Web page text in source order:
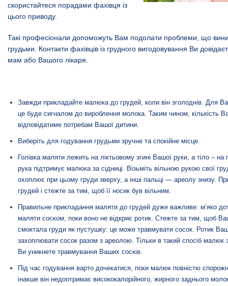
скористайтеся порадами фахівця із
цього приводу.
Такі професіонали допоможуть Вам подолати проблеми, що
грудьми. Контакти фахівців із грудного вигодовування Ви
мам або Вашого лікаря.
Завжди прикладайте малюка до грудей, коли він зголоднів. Для
це буде сигналом до вироблення молока. Таким чином, кількість
відповідатиме потребам Вашої дитини.
Виберіть для годування грудьми зручне та спокійне місце.
Голівка маляти лежить на ліктьовому згині Вашої руки, а тіло – на
рука підтримує малюка за сідниці. Візьміть вільною рукою свої
охоплює при цьому груди зверху, а інші пальці — ареолу знизу.
грудей і стежте за тим, щоб її носик був вільним.
Правильне прикладання маляти до грудей дуже важливе: м’яко
маляти соском, поки воно не відкриє ротик. Стежте за тим, щоб
смоктала груди як пустушку: це може травмувати сосок. Ротик
захоплювати сосок разом з ареолою. Тільки в такий спосіб малюк
Ви уникнете травмування Ваших сосків.
Під час годування варто дочекатися, поки малюк повністю
інакше він недоотримає висококалорійного, жирного заднього